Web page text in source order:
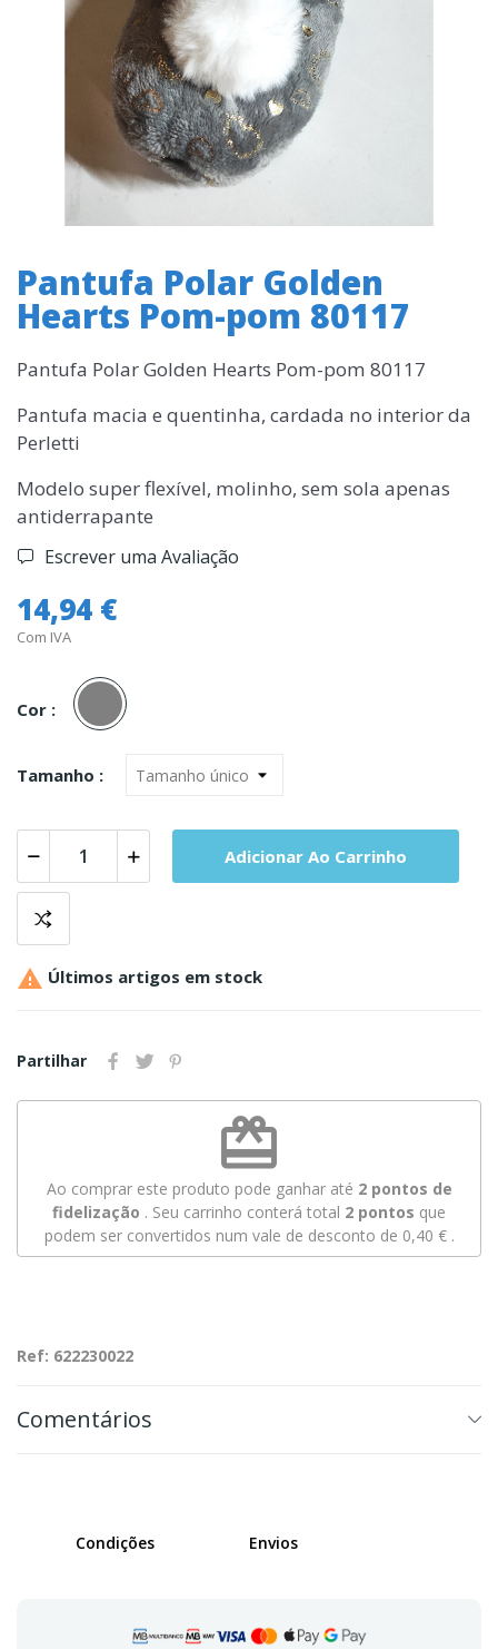
Pantufa Polar Golden
Hearts Pom-pom 80117
Pantufa Polar Golden Hearts Pom-pom 80117
Pantufa macia e quentinha, cardada no interior da
Perletti
Modelo super flexível, molinho, sem sola apenas
antiderrapante
Escrever uma Avaliação
14,94 €
Com IVA
Cor :
Cinza
Tamanho :
Adicionar Ao Carrinho
 Últimos artigos em stock
Partilhar
redeem
Ao comprar este produto pode ganhar até 2pontos de
fidelização . Seu carrinho conterá total 2 pontos que
podem ser convertidos num vale de desconto de 0,40 €.
Ref: 622230022
Comentários
Condições Envios